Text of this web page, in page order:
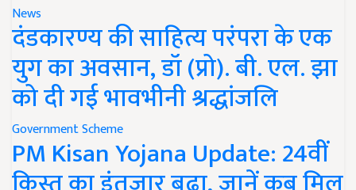
News
दंडकारण्य की साहित्य परंपरा के एक
युग का अवसान, डॉ (प्रो). बी. एल. झा
को दी गई भावभीनी श्रद्धांजलि
Government Scheme
PM Kisan Yojana Update: 24वीं